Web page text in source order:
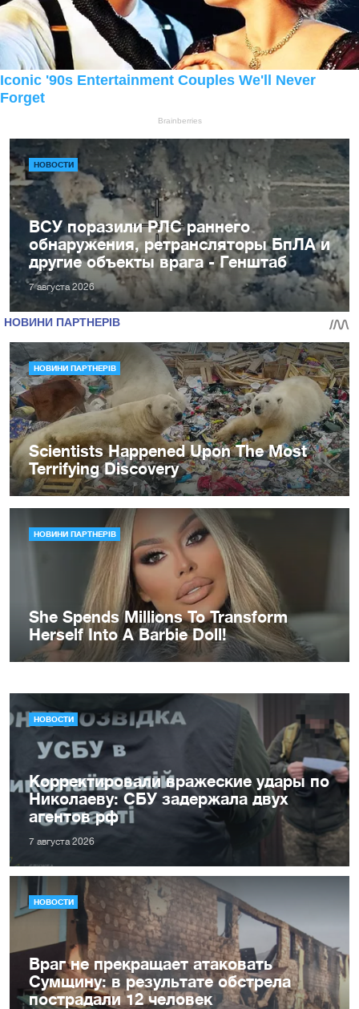
НОВОСТИ
ВСУ поразили РЛС раннего
обнаружения, ретрансляторы БпЛА и
другие объекты врага - Генштаб
7 августа 2026
НОВОСТИ
Корректировали вражеские удары по
Николаеву: СБУ задержала двух
агентов рф
7 августа 2026
НОВОСТИ
Враг не прекращает атаковать
Сумщину: в результате обстрела
пострадали 12 человек